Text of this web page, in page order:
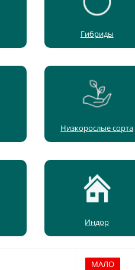
Гибриды
Низкорослые сорта
Индор
МАЛО